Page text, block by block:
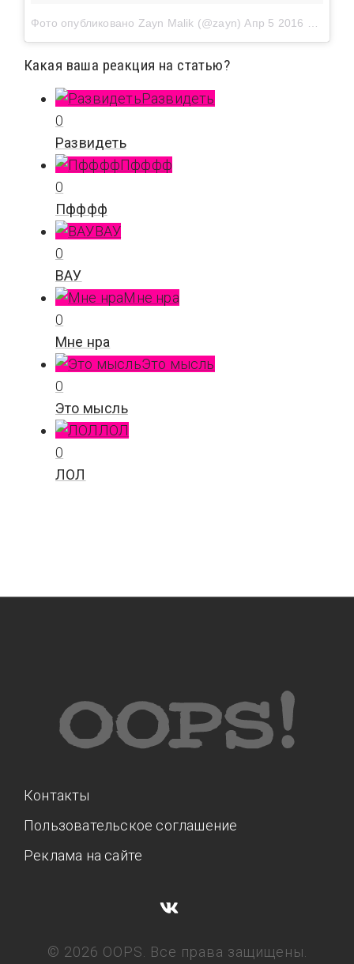
Фото опубликовано Zayn Malik (@zayn) Апр 5 2016 в 12:06 PDT
Какая ваша реакция на статью?
Развидеть
0
Развидеть
Пфффф
0
Пфффф
ВАУ
0
ВАУ
Мне нра
0
Мне нра
Это мысль
0
Это мысль
ЛОЛ
0
ЛОЛ
Контакты
Пользовательское соглашение
Реклама на сайте
© 2026 OOPS. Все права защищены.